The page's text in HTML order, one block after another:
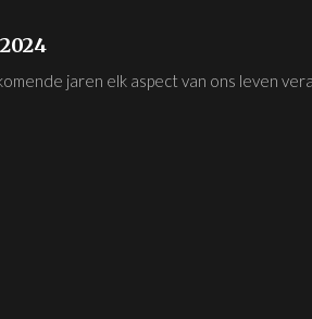
jaren elk aspect van ons leven